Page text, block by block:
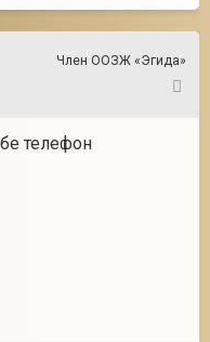
Член ООЗЖ «Эгида»
телефон